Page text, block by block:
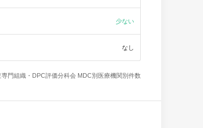
少ない
なし
門組織・DPC評価分科会 MDC別医療機関別件数